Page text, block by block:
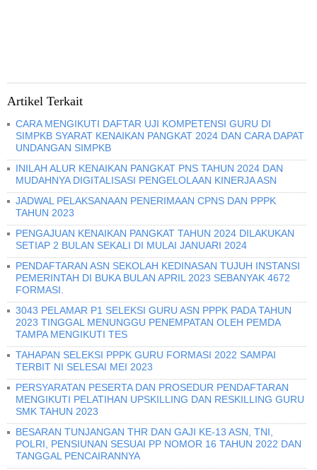
Artikel Terkait
CARA MENGIKUTI DAFTAR UJI KOMPETENSI GURU DI
SIMPKB SYARAT KENAIKAN PANGKAT 2024 DAN CARA DAPAT
UNDANGAN SIMPKB
INILAH ALUR KENAIKAN PANGKAT PNS TAHUN 2024 DAN
MUDAHNYA DIGITALISASI PENGELOLAAN KINERJA ASN
JADWAL PELAKSANAAN PENERIMAAN CPNS DAN PPPK
TAHUN 2023
PENGAJUAN KENAIKAN PANGKAT TAHUN 2024 DILAKUKAN
SETIAP 2 BULAN SEKALI DI MULAI JANUARI 2024
PENDAFTARAN ASN SEKOLAH KEDINASAN TUJUH INSTANSI
PEMERINTAH DI BUKA BULAN APRIL 2023 SEBANYAK 4672
FORMASI.
3043 PELAMAR P1 SELEKSI GURU ASN PPPK PADA TAHUN
2023 TINGGAL MENUNGGU PENEMPATAN OLEH PEMDA
TAMPA MENGIKUTI TES
TAHAPAN SELEKSI PPPK GURU FORMASI 2022 SAMPAI
TERBIT NI SELESAI MEI 2023
PERSYARATAN PESERTA DAN PROSEDUR PENDAFTARAN
MENGIKUTI PELATIHAN UPSKILLING DAN RESKILLING GURU
SMK TAHUN 2023
BESARAN TUNJANGAN THR DAN GAJI KE-13 ASN, TNI,
POLRI, PENSIUNAN SESUAI PP NOMOR 16 TAHUN 2022 DAN
TANGGAL PENCAIRANNYA